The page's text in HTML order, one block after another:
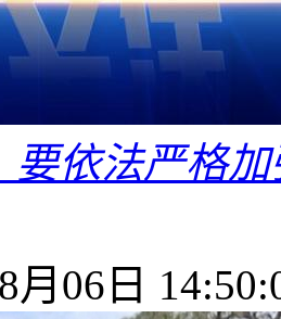
要依法严格
月06日